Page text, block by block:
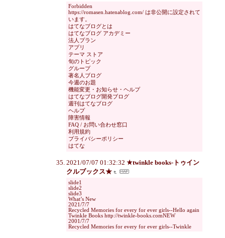
Forbidden
https://romasen.hatenablog.com/ は非公開に設定されて
います。
はてなブログとは
はてなブログ アカデミー
法人プラン
アプリ
テーマ ストア
旬のトピック
グループ
著名人ブログ
今週のお題
機能変更・お知らせ・ヘルプ
はてなブログ開発ブログ
週刊はてなブログ
ヘルプ
障害情報
FAQ / お問い合わせ窓口
利用規約
プライバシーポリシー
はてな
2021/07/07 01:32:32 ★twinkle books-トゥイン
クルブックス★
slide1
slide2
slide3
What’s New
2021/7/7
Recycled Memories for every for ever girls--Hello again
Twinkle Books http://twinkle-books.comNEW
2001/7/7
Recycled Memories for every for ever girls--Twinkle